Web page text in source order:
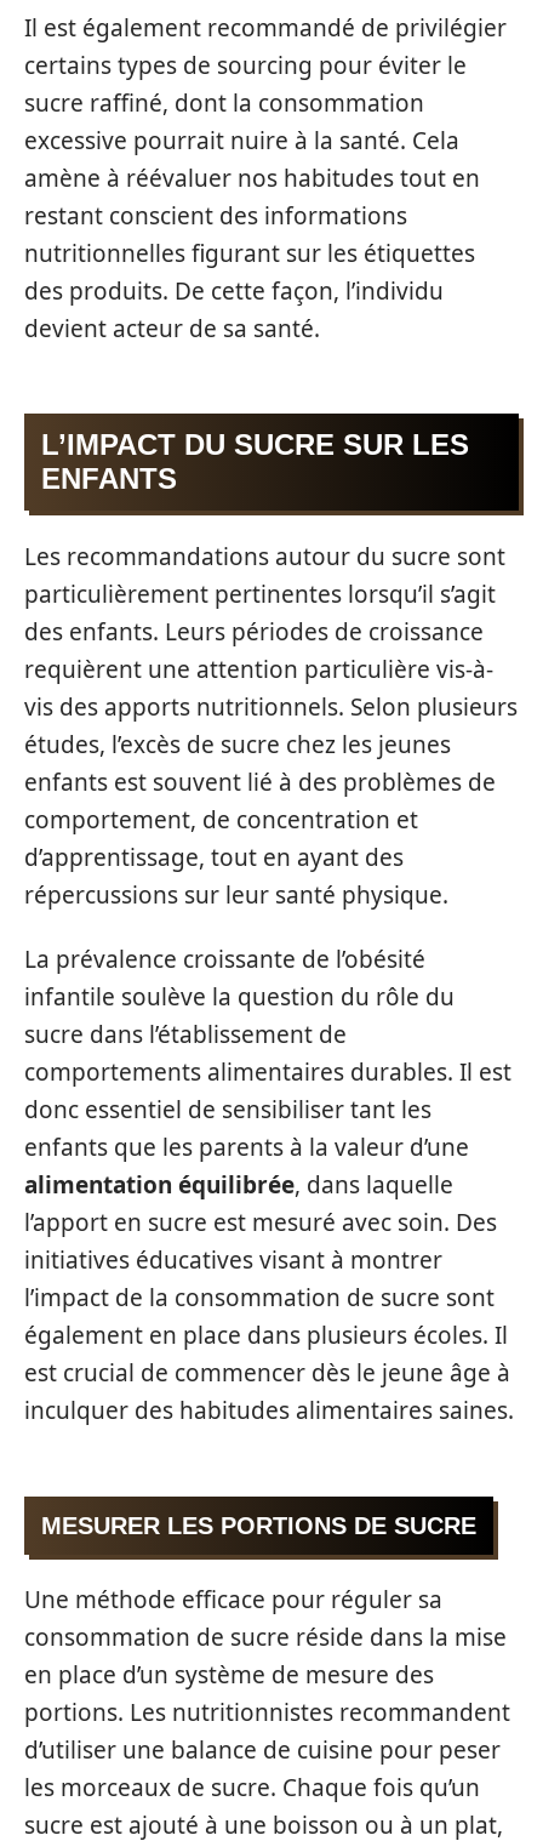
Il est également recommandé de privilégier
certains types de sourcing pour éviter le
sucre raffiné, dont la consommation
excessive pourrait nuire à la santé. Cela
amène à réévaluer nos habitudes tout en
restant conscient des informations
nutritionnelles figurant sur les étiquettes
des produits. De cette façon, l’individu
devient acteur de sa santé.
L’IMPACT DU SUCRE SUR LES
ENFANTS
Les recommandations autour du sucre sont
particulièrement pertinentes lorsqu’il s’agit
des enfants. Leurs périodes de croissance
requièrent une attention particulière vis-à-
vis des apports nutritionnels. Selon plusieurs
études, l’excès de sucre chez les jeunes
enfants est souvent lié à des problèmes de
comportement, de concentration et
d’apprentissage, tout en ayant des
répercussions sur leur santé physique.
La prévalence croissante de l’obésité
infantile soulève la question du rôle du
sucre dans l’établissement de
comportements alimentaires durables. Il est
donc essentiel de sensibiliser tant les
enfants que les parents à la valeur d’une
alimentation équilibrée, dans laquelle
l’apport en sucre est mesuré avec soin. Des
initiatives éducatives visant à montrer
l’impact de la consommation de sucre sont
également en place dans plusieurs écoles. Il
est crucial de commencer dès le jeune âge à
inculquer des habitudes alimentaires saines.
MESURER LES PORTIONS DE SUCRE
Une méthode efficace pour réguler sa
consommation de sucre réside dans la mise
en place d’un système de mesure des
portions. Les nutritionnistes recommandent
d’utiliser une balance de cuisine pour peser
les morceaux de sucre. Chaque fois qu’un
sucre est ajouté à une boisson ou à un plat,